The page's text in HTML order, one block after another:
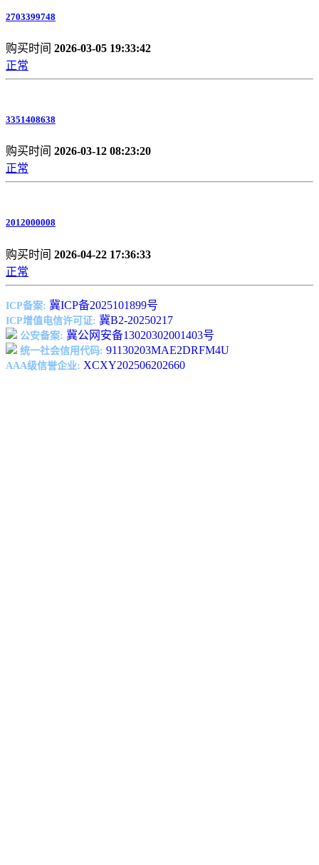
2703399748
购买时间 2026-03-05 19:33:42
正常
3351408638
购买时间 2026-03-12 08:23:20
正常
2012000008
购买时间 2026-04-22 17:36:33
正常
ICP备案: 冀ICP备2025101899号
ICP增值电信许可证: 冀B2-20250217
公安备案: 冀公网安备13020302001403号
统一社会信用代码: 91130203MAE2DRFM4U
AAA级信誉企业: XCXY202506202660